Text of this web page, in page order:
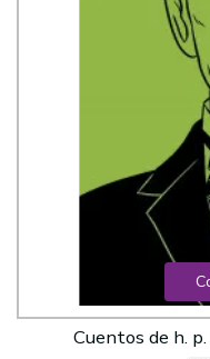
Cuentos de h.